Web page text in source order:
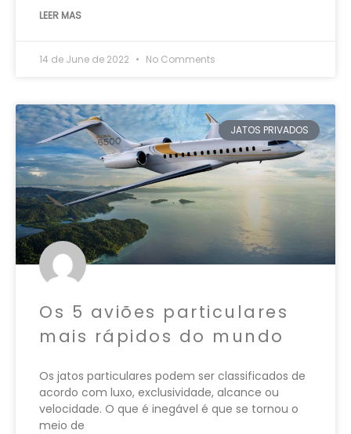
LEER MAS
14 de June de 2022 No Comments
JATOS PRIVADOS
Os 5 aviões particulares
mais rápidos do mundo
Os jatos particulares podem ser classificados de
acordo com luxo, exclusividade, alcance ou
velocidade. O que é inegável é que se tornou o
meio de